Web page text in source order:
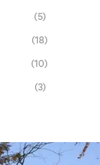
(5)
(18)
(10)
(3)